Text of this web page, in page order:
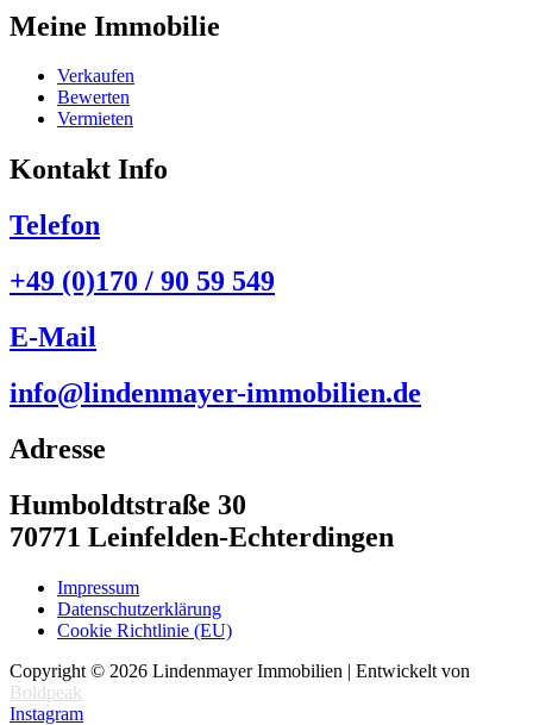
Meine Immobilie
Verkaufen
Bewerten
Vermieten
Kontakt Info
Telefon
+49 (0)170 / 90 59 549
E-Mail
info@lindenmayer-immobilien.de
Adresse
Humboldtstraße 30
70771 Leinfelden-Echterdingen
Impressum
Datenschutzerklärung
Cookie Richtlinie (EU)
Copyright © 2026 Lindenmayer Immobilien | Entwickelt von
Boldpeak
Instagram